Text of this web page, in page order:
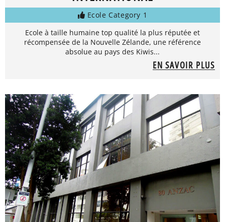
Ecole Category 1
Ecole à taille humaine top qualité la plus réputée et
récompensée de la Nouvelle Zélande, une référence
absolue au pays des Kiwis...
EN SAVOIR PLUS